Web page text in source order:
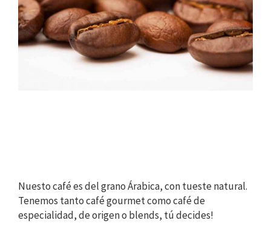
Nuesto café es del grano Árabica, con tueste natural.
Tenemos tanto café gourmet como café de
especialidad, de origen o blends, tú decides!